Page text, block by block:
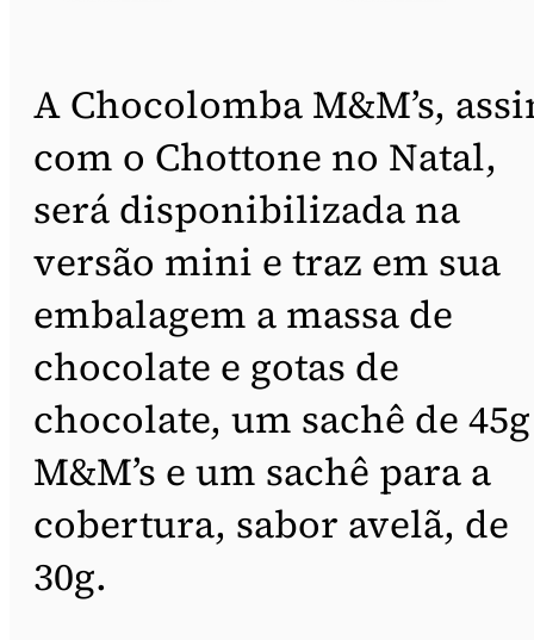
A Chocolomba M&M’s,
com o Chottone no Natal,
será disponibilizada na
versão mini e traz em sua
embalagem a massa de
chocolate e gotas de
chocolate, um sachê de 45g
M&M’s e um sachê para a
cobertura, sabor avelã, de
30g.